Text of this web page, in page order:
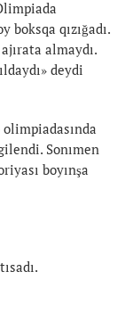
boksqa qızığadı.
almaydı.
deydi
Sonımen
boyınşa